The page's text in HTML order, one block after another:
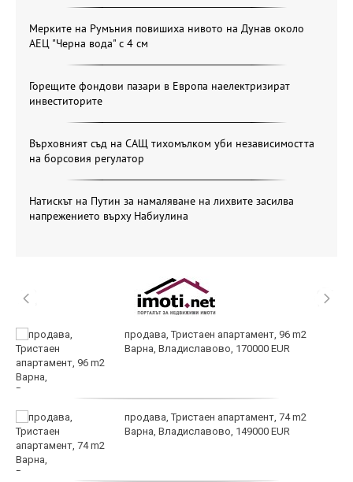
Мерките на Румъния повишиха нивото на Дунав около
АЕЦ "Черна вода" с 4 см
Горещите фондови пазари в Европа наелектризират
инвеститорите
Върховният съд на САЩ тихомълком уби независимостта
на борсовия регулатор
Натискът на Путин за намаляване на лихвите засилва
напрежението върху Набиулина
продава, Тристаен апартамент, 96 m2
Варна, Владиславово, 170000 EUR
продава, Тристаен апартамент, 74 m2
Варна, Владиславово, 149000 EUR